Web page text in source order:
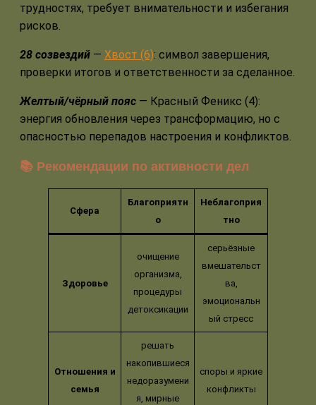
трудностях, требует внимательности и избегания
рисков.
28 созвездий — Хвост (6): символ завершения,
проверки итогов и ответственности за сделанное.
Желтый/чёрный пояс — Красный Феникс (4):
энергия обновления через трансформацию, но с
опасностью перепадов настроения и конфликтов.
📚 Рекомендации по активности дел
Сфера
Благоприятн
о
Неблагоприя
тно
Здоровье
очищение
организма,
процедуры
детоксикации
серьёзные
вмешательст
ва,
эмоциональн
ый стресс
Отношения и
семья
решать
накопившиеся
недоразумени
я, мирные
споры и яркие
конфликты